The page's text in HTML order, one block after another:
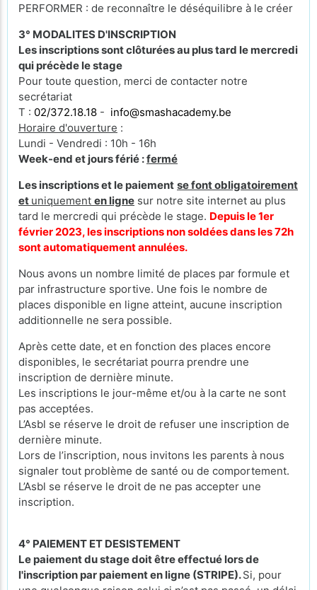
PERFORMER : de reconnaître le déséquilibre à le créer
3° MODALITES D'INSCRIPTION
Les inscriptions sont clôturées au plus tard le mercredi
qui précède le stage
Pour toute question, merci de contacter notre
secrétariat
T : 02/372.18.18 - info@smashacademy.be
Horaire d'ouverture :
Lundi - Vendredi : 10h - 16h
Week-end et jours férié :fermé
Les inscriptions et le paiement se font obligatoirement
et uniquement en ligne sur notre site internet au plus
tard le mercredi qui précède le stage. Depuis le 1er
février 2023, les inscriptions non soldées dans les 72h
sont automatiquement annulées.
Nous avons un nombre limité de places par formule et
par infrastructure sportive. Une fois le nombre de
places disponible en ligne atteint, aucune inscription
additionnelle ne sera possible.
Après cette date, et en fonction des places encore
disponibles, le secrétariat pourra prendre une
inscription de dernière minute.
Les inscriptions le jour-même et/ou à la carte ne sont
pas acceptées.
L’Asbl se réserve le droit de refuser une inscription de
dernière minute.
Lors de l’inscription, nous invitons les parents à nous
signaler tout problème de santé ou de comportement.
L’Asbl se réserve le droit de ne pas accepter une
inscription.
4° PAIEMENT ET DESISTEMENT
Le paiement du stage doit être effectué lors de
l'inscription par paiement en ligne (STRIPE).Si, pour